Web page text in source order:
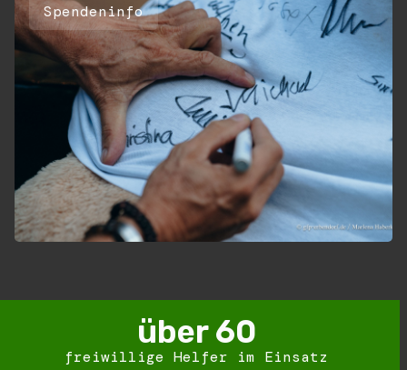
Spendeninfo
freiwillige Helfer im Einsatz
über 60